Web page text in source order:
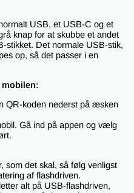
USB, et USB-C og et
knap for at skubbe et andet
stikket. Det normale USB-stik,
op, så det passer i en
mobilen:
QR-koden nederst på æsken
Gå ind på appen og vælg
som det skal, så følg venligst
af flashdriven.
alt på USB-flashdriven,